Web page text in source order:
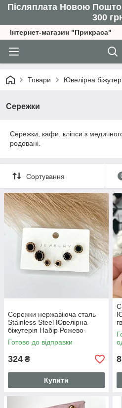
Післяплата Новою
300
Інтернет-магазин "Прикраса"
Товари Ювелірна
Сережки
Сережки, кафи, кліпси з
родовані.
Сортування
Сережки нержавіюча сталь
Stainless Steel Ювелірна
біжутерія Набір Рожево-
золотисті 10 мм 8 мм 6 мм
Готово до відправки
324 ₴
Купити